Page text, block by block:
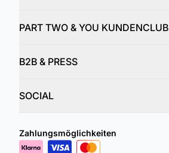
PART TWO & YOU KUNDENCLUB
B2B & PRESS
SOCIAL
Zahlungsmöglichkeiten